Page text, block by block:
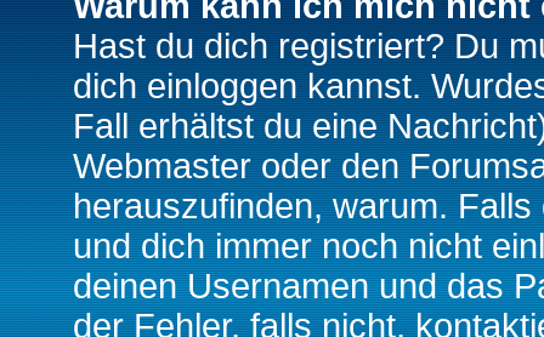
Hast du dich registriert? Du
dich einloggen kannst.
Fall erhältst du eine
Webmaster oder den
herauszufinden, warum.
und dich immer noch nicht
deinen Usernamen und das
der Fehler, falls nicht,